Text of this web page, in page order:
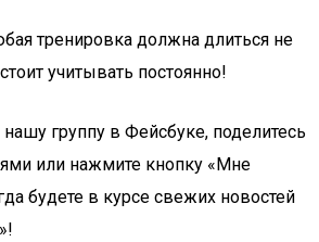
тренировка должна длиться не
учитывать постоянно!
группу в Фейсбуке, поделитесь
или нажмите кнопку «Мне
будете в курсе свежих новостей